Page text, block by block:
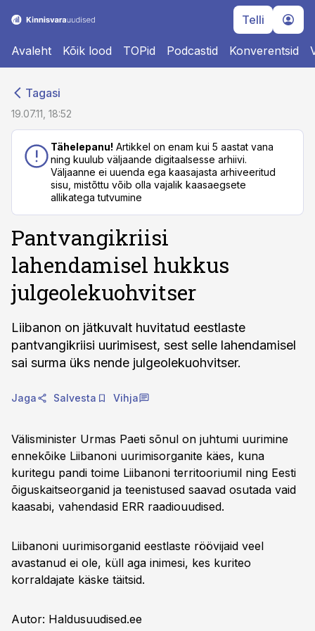
Telli
Avaleht Kõik lood TOPid Podcastid Konverentsid
Tagasi
19.07.11, 18:52
Tähelepanu! Artikkel on enam kui 5 aastat vana
ning kuulub väljaande digitaalsesse arhiivi.
Väljaanne ei uuenda ega kaasajasta arhiveeritud
sisu, mistõttu võib olla vajalik kaasaegsete
allikatega tutvumine
Pantvangikriisi
lahendamisel hukkus
julgeolekuohvitser
Liibanon on jätkuvalt huvitatud eestlaste
pantvangikriisi uurimisest, sest selle lahendamisel
sai surma üks nende julgeolekuohvitser.
Jaga Salvesta Vihja
Välisminister Urmas Paeti sõnul on juhtumi uurimine
ennekõike Liibanoni uurimisorganite käes, kuna
kuritegu pandi toime Liibanoni territooriumil ning Eesti
õiguskaitseorganid ja teenistused saavad osutada vaid
kaasabi, vahendasid ERR raadiouudised.
Liibanoni uurimisorganid eestlaste röövijaid veel
avastanud ei ole, küll aga inimesi, kes kuriteo
korraldajate käske täitsid.
Autor: Haldusuudised.ee